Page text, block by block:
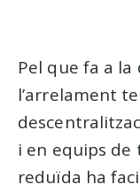
Pel que fa a
l’arrelament
i en equips de
reduïda ha